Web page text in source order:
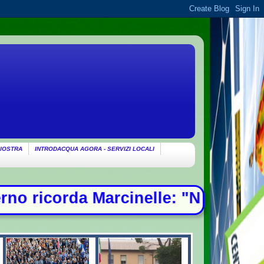
INTRODACQUA AGORA - SERVIZI LOCALI
"Non c'è spazio per chi